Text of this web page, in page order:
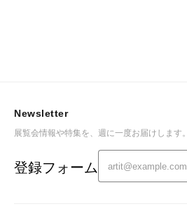
Newsletter
展覧会情報や特集を、週に一度お届けします。
登録フォーム